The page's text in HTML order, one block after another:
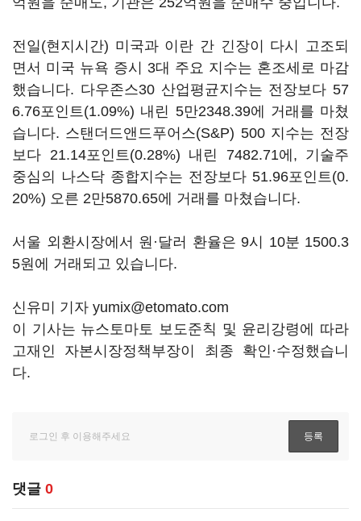
전일(현지시간) 미국과 이란 간 긴장이 다시 고조되
면서 미국 뉴욕 증시 3대 주요 지수는 혼조세로 마감
했습니다. 다우존스30 산업평균지수는 전장보다 57
6.76포인트(1.09%) 내린 5만2348.39에 거래를 마쳤
습니다. 스탠더드앤드푸어스(S&P) 500 지수는 전장
보다 21.14포인트(0.28%) 내린 7482.71에, 기술주
중심의 나스닥 종합지수는 전장보다 51.96포인트(0.
20%) 오른 2만5870.65에 거래를 마쳤습니다.
서울 외환시장에서 원·달러 환율은 9시 10분 1500.3
5원에 거래되고 있습니다.
신유미 기자 yumix@etomato.com
이 기사는 뉴스토마토 보도준칙 및 윤리강령에 따라
고재인 자본시장정책부장이 최종 확인·수정했습니
다.
댓글 0